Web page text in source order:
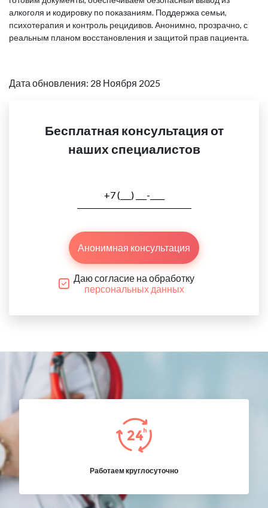
алкоголя и кодировку по показаниям. Поддержка семьи,
психотерапия и контроль рецидивов. Анонимно, прозрачно, с
реальным планом восстановления и защитой прав пациента.
Дата обновления: 28 Ноября 2025
Бесплатная консультация от
наших специалистов
Анонимная консультация
Даю согласие на обработку
персональных данных
Работаем круглосуточно